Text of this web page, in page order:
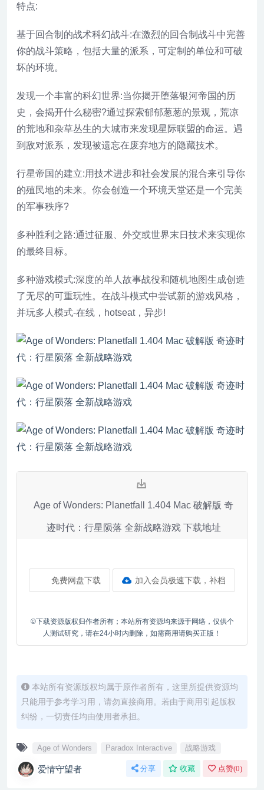
特点:
基于回合制的战术科幻战斗:在激烈的回合制战斗中完善
你的战斗策略，包括大量的派系，可定制的单位和可破
坏的环境。
发现一个丰富的科幻世界:当你揭开堕落银河帝国的历
史，会揭开什么秘密?通过探索郁郁葱葱的景观，荒凉
的荒地和杂草丛生的大城市来发现星际联盟的命运。遇
到敌对派系，发现被遗忘在废弃地方的隐藏技术。
行星帝国的建立:用技术进步和社会发展的混合来引导你
的殖民地的未来。你会创造一个环境天堂还是一个完美
的军事秩序?
多种胜利之路:通过征服、外交或世界末日技术来实现你
的最终目标。
多种游戏模式:深度的单人故事战役和随机地图生成创造
了无尽的可重玩性。在战斗模式中尝试新的游戏风格，
并玩多人模式-在线，hotseat，异步!
Age of Wonders: Planetfall 1.404 Mac 破解版 奇
迹时代：行星陨落 全新战略游戏 下载地址
免费网盘下载 加入会员极速下载，补档
©下载资源版权归作者所有；本站所有资源均来源于网络，仅供个
人测试研究，请在24小时内删除，如需商用请购买正版！
本站所有资源版权均属于原作者所有，这里所提供资源均
只能用于参考学习用，请勿直接商用。若由于商用引起版权
纠纷，一切责任均由使用者承担。
Age of Wonders Paradox Interactive 战略游戏
爱情守望者 分享 收藏 点赞(0)